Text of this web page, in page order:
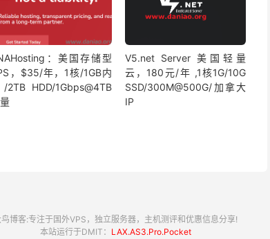
：美国存储型
，$35/年，1核/1GB内
2TB HDD/1Gbps@4TB
V5.net Server 美国轻量
云，180元/年 ,1核1G/10G
SSD/300M@500G/加拿大
IP
鸟博客:专注于国外VPS，独立服务器，主机测评和优惠信息分享!
本站运行于DMIT： LAX.AS3.Pro.Pocket